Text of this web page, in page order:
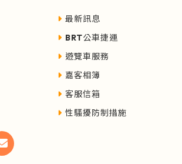
最新訊息
BRT公車捷運
遊覽車服務
嘉客相簿
客服信箱
性騷擾防制措施